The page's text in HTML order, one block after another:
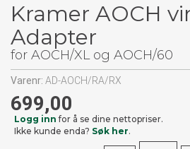
Kramer AOCH
Adapter
for AOCH/XL og AOCH/60
Varenr: AD-AOCH/RA/RX
699,00
Logg inn for å se dine nettopriser.
Ikke kunde enda? Søk her.